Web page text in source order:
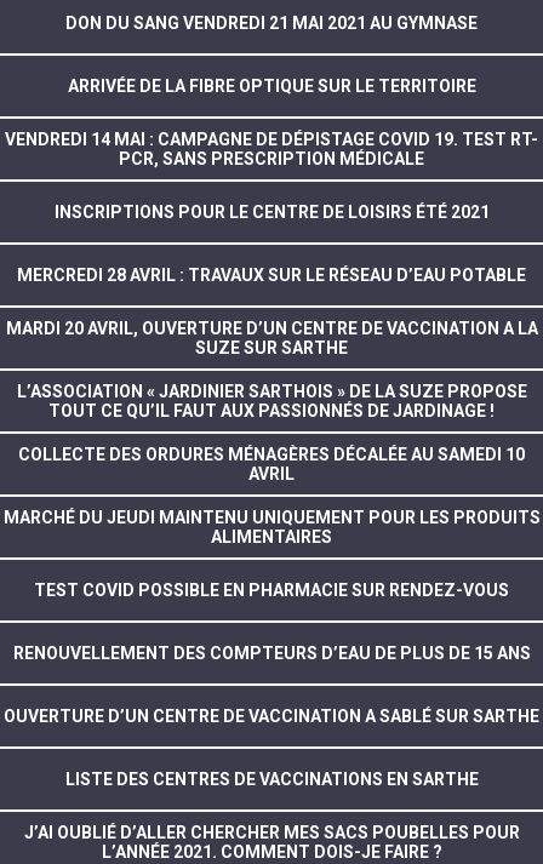
DON DU SANG VENDREDI 21 MAI 2021 AU GYMNASE
ARRIVÉE DE LA FIBRE OPTIQUE SUR LE TERRITOIRE
VENDREDI 14 MAI : CAMPAGNE DE DÉPISTAGE COVID 19. TEST RT-
PCR, SANS PRESCRIPTION MÉDICALE
INSCRIPTIONS POUR LE CENTRE DE LOISIRS ÉTÉ 2021
MERCREDI 28 AVRIL : TRAVAUX SUR LE RÉSEAU D’EAU POTABLE
MARDI 20 AVRIL, OUVERTURE D’UN CENTRE DE VACCINATION A LA
SUZE SUR SARTHE
L’ASSOCIATION « JARDINIER SARTHOIS » DE LA SUZE PROPOSE
TOUT CE QU’IL FAUT AUX PASSIONNÉS DE JARDINAGE !
COLLECTE DES ORDURES MÉNAGÈRES DÉCALÉE AU SAMEDI 10
AVRIL
MARCHÉ DU JEUDI MAINTENU UNIQUEMENT POUR LES PRODUITS
ALIMENTAIRES
TEST COVID POSSIBLE EN PHARMACIE SUR RENDEZ-VOUS
RENOUVELLEMENT DES COMPTEURS D’EAU DE PLUS DE 15 ANS
OUVERTURE D’UN CENTRE DE VACCINATION A SABLÉ SUR SARTHE
LISTE DES CENTRES DE VACCINATIONS EN SARTHE
J’AI OUBLIÉ D’ALLER CHERCHER MES SACS POUBELLES POUR
L’ANNÉE 2021. COMMENT DOIS-JE FAIRE ?